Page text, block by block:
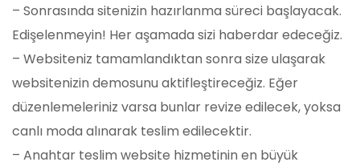
– Sonrasında sitenizin hazırlanma süreci başlayacak.
Edişelenmeyin! Her aşamada sizi haberdar edeceğiz.
– Websiteniz tamamlandıktan sonra size ulaşarak
websitenizin demosunu aktifleştireceğiz. Eğer
düzenlemeleriniz varsa bunlar revize edilecek, yoksa
canlı moda alınarak teslim edilecektir.
– Anahtar teslim website hizmetinin en büyük